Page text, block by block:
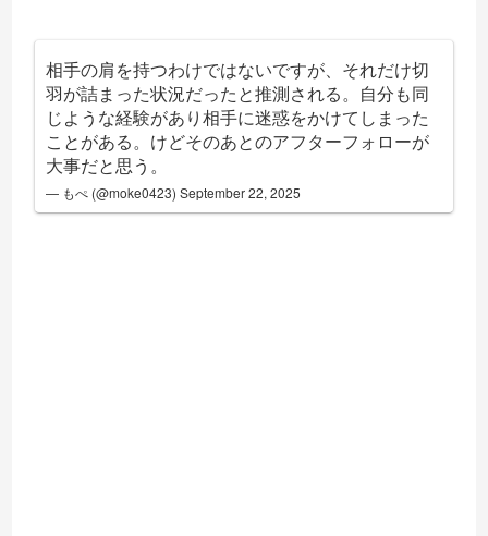
相手の肩を持つわけではないですが、それだけ切
羽が詰まった状況だったと推測される。自分も同
じような経験があり相手に迷惑をかけてしまった
ことがある。けどそのあとのアフターフォローが
大事だと思う。
— もぺ (@moke0423)September 22, 2025